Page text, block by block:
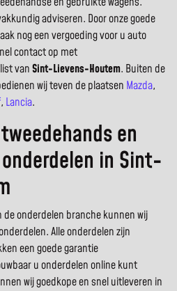
adviseren. Door onze goede
nog een vergoeding voor u auto
contact op met
vanSint-Lievens-Houtem. Buiten de
wij teven de plaatsen Mazda,
, Lancia.
en
in Sint-
de onderdelen branche kunnen wij
Alle onderdelen zijn
een goede garantie
u onderdelen online kunt
wij goedkope en snel uitleveren in